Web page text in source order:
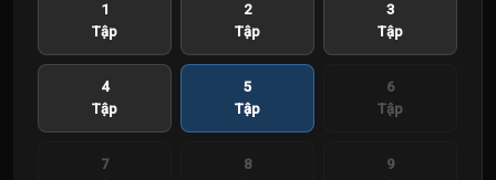
1
Tập
2
Tập
3
Tập
4
Tập
5
Tập
6
Tập
7
8
9